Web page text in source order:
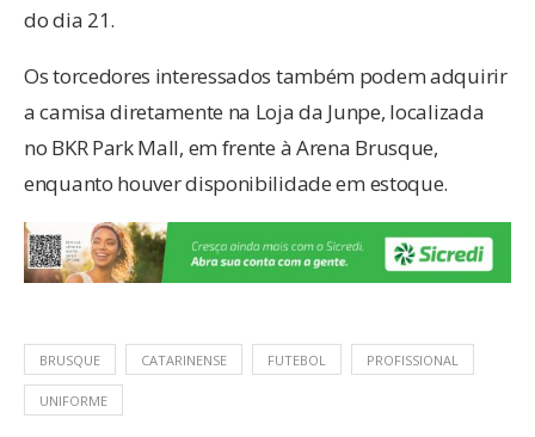
do dia 21.
Os torcedores interessados também podem adquirir
a camisa diretamente na Loja da Junpe, localizada
no BKR Park Mall, em frente à Arena Brusque,
enquanto houver disponibilidade em estoque.
BRUSQUE CATARINENSE FUTEBOL PROFISSIONAL
UNIFORME